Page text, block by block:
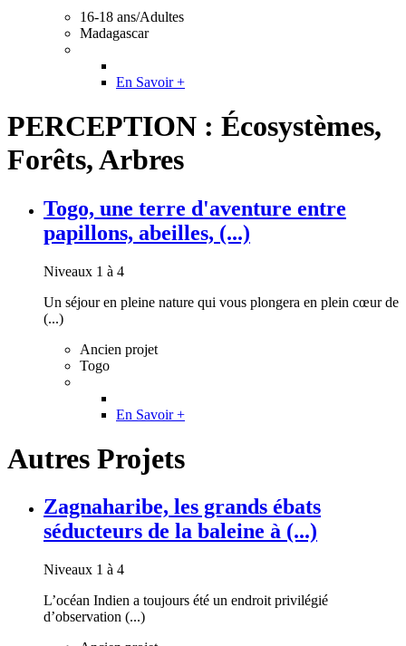
16-18 ans/Adultes
Madagascar
En Savoir +
PERCEPTION : Écosystèmes,
Forêts, Arbres
Togo, une terre d'aventure entre
papillons, abeilles, (...)
Niveaux 1 à 4
Un séjour en pleine nature qui vous plongera en plein cœur de
(...)
Ancien projet
Togo
En Savoir +
Autres Projets
Zagnaharibe, les grands ébats
séducteurs de la baleine à (...)
Niveaux 1 à 4
L’océan Indien a toujours été un endroit privilégié
d’observation (...)